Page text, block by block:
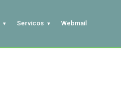
Servicos Webmail